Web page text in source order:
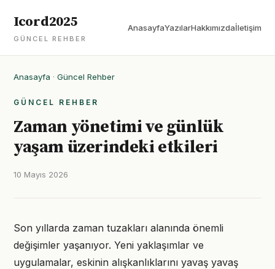
Icord2025
GÜNCEL REHBER
AnasayfaYazılarHakkımızdaİletişim
Anasayfa · Güncel Rehber
GÜNCEL REHBER
Zaman yönetimi ve günlük
yaşam üzerindeki etkileri
10 Mayıs 2026
Son yıllarda zaman tuzakları alanında önemli
değişimler yaşanıyor. Yeni yaklaşımlar ve
uygulamalar, eskinin alışkanlıklarını yavaş yavaş